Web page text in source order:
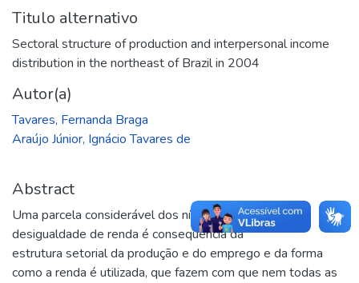
Titulo alternativo
Sectoral structure of production and interpersonal income
distribution in the northeast of Brazil in 2004
Autor(a)
Tavares, Fernanda Braga
Araújo Júnior, Ignácio Tavares de
Abstract
Uma parcela considerável dos níveis de pobreza e de
desigualdade de renda é consequência da
estrutura setorial da produção e do emprego e da forma
como a renda é utilizada, que fazem com que nem todas as